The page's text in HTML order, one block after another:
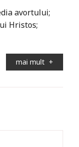
avortului;
Hristos;
mai mult +